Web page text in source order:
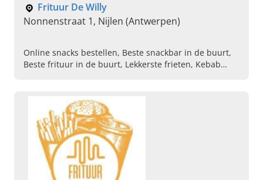
Frituur De Willy
Nonnenstraat 1, Nijlen (Antwerpen)
Online snacks bestellen, Beste snackbar in de buurt,
Beste frituur in de buurt, Lekkerste frieten, Kebab